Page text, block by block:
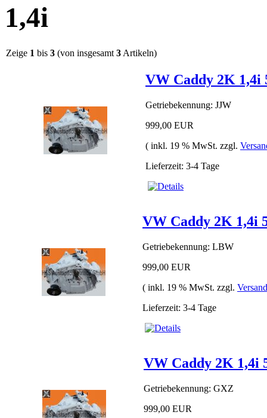
1,4i
Zeige 1 bis 3 (von insgesamt 3 Artikeln)
VW Caddy 2K 1,4i
Getriebekennung: JJW
999,00 EUR
( inkl. 19 % MwSt. zzgl.
Lieferzeit: 3-4 Tage
VW Caddy 2K 1,4i
Getriebekennung: LBW
999,00 EUR
( inkl. 19 % MwSt. zzgl.
Lieferzeit: 3-4 Tage
VW Caddy 2K 1,4i
Getriebekennung: GXZ
999,00 EUR